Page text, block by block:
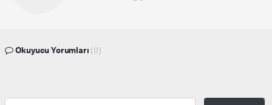
Okuyucu Yorumları (0)